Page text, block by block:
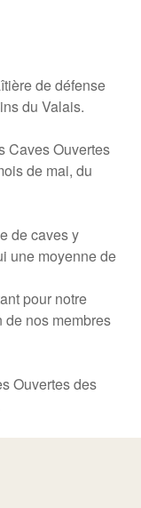
de défense
du Valais.
Caves Ouvertes
de mai, du
de caves y
une moyenne de
pour notre
nos membres
Ouvertes des